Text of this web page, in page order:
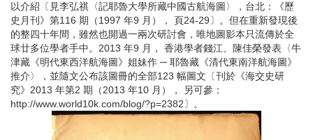
以介紹〔見李弘祺〈記耶魯大學所藏中國古航海圖〉，台北：《歷
史月刊》第116 期（1997 年9 月）， 頁24-29〕。但在重新發現後
的整四十年間，雖然也開過一兩次研討會，唯地圖影本只流傳於全
球廿多位學者手中。2013 年9 月， 香港學者錢江、陳佳榮發表〈牛
津藏《明代東西洋航海圖》姐妹作 ─ 耶魯藏《清代東南洋航海圖》
推介〉，並隨文公布該圖冊的全部123 幅圖文〔刊於《海交史研
究》2013 年第2 期（2013 年10 月）， 另可參：
http://www.world10k.com/blog/?p=2382〕。